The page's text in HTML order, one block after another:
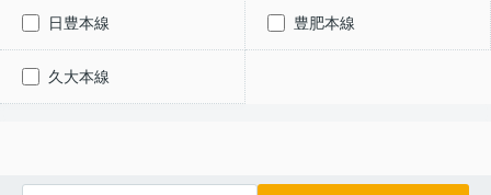
日豊本線 豊肥本線
久大本線